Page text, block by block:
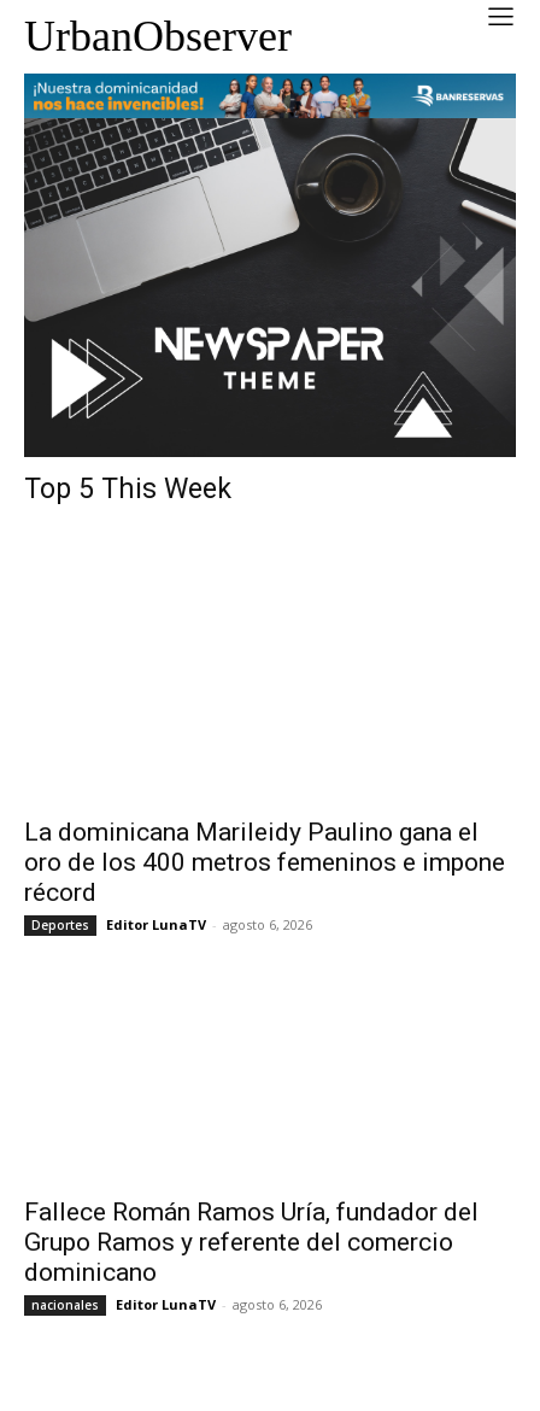
UrbanObserver
Top 5 This Week
La dominicana Marileidy Paulino gana el
oro de los 400 metros femeninos e impone
récord
Deportes Editor LunaTV - agosto 6, 2026
Fallece Román Ramos Uría, fundador del
Grupo Ramos y referente del comercio
dominicano
nacionales Editor LunaTV - agosto 6, 2026